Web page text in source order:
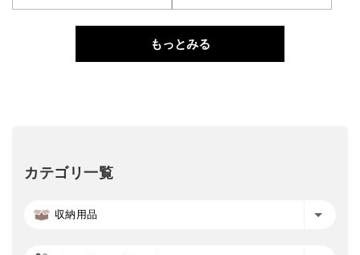
もっとみる
カテゴリ一覧
収納用品